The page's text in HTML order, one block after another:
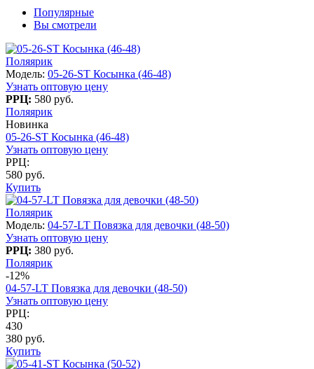
Популярные
Вы смотрели
Поляярик
Модель: 05-26-ST Косынка (46-48)
Узнать оптовую цену
РРЦ: 580 руб.
Поляярик
Новинка
05-26-ST Косынка (46-48)
Узнать оптовую цену
РРЦ:
580 руб.
Купить
Поляярик
Модель: 04-57-LT Повязка для девочки (48-50)
Узнать оптовую цену
РРЦ: 380 руб.
Поляярик
-12%
04-57-LT Повязка для девочки (48-50)
Узнать оптовую цену
РРЦ:
430
380 руб.
Купить